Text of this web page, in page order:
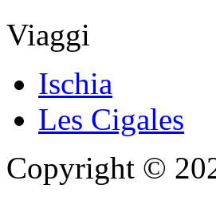
Viaggi
Ischia
Les Cigales
Copyright ©